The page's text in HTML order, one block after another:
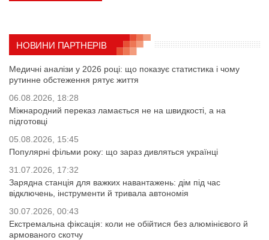
НОВИНИ ПАРТНЕРІВ
Медичні аналізи у 2026 році: що показує статистика і чому
рутинне обстеження рятує життя
06.08.2026, 18:28
Міжнародний переказ ламається не на швидкості, а на
підготовці
05.08.2026, 15:45
Популярні фільми року: що зараз дивляться українці
31.07.2026, 17:32
Зарядна станція для важких навантажень: дім під час
відключень, інструменти й тривала автономія
30.07.2026, 00:43
Екстремальна фіксація: коли не обійтися без алюмінієвого й
армованого скотчу